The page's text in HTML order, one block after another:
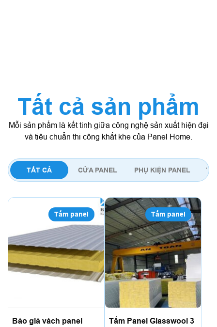
Tất cả sản phẩm
Mỗi sản phẩm là kết tinh giữa công nghệ sản xuất hiện đại
và tiêu chuẩn thi công khắt khe của Panel Home.
TẤT CẢ CỬA PANEL PHỤ KIỆN PANEL
Tấm panel
Báo giá vách panel
Tấm panel
Tấm Panel Glasswool 3